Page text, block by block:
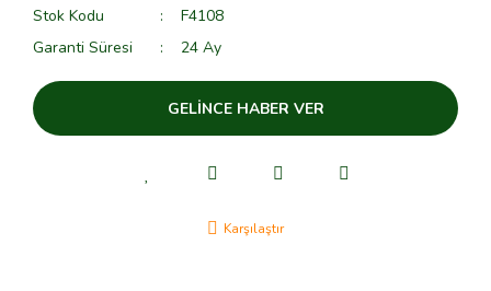
Stok Kodu
F4108
Garanti Süresi
24 Ay
GELİNCE HABER VER
Karşılaştır